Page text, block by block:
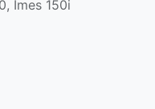
Imes 150i